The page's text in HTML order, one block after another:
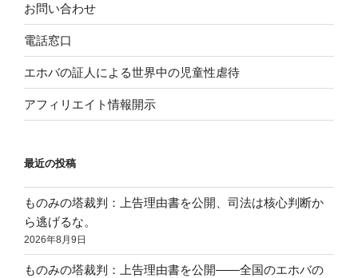
お問い合わせ
電話窓口
エホバの証人による世界中の児童性虐待
アフィリエイト情報開示
最近の投稿
ものみの塔裁判：上告理由書を公開、司法は核心判断か
ら逃げるな。
2026年8月9日
ものみの塔裁判：上告理由書を公開——全国のエホバの